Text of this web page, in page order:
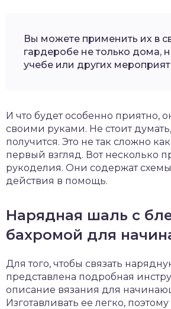
Вы можете применить их в
гардеробе не только дома,
учебе или других
И что будет особенно приятно,
своими руками. Не стоит думать,
получится. Это не так сложно
первый взгляд. Вот несколько
рукоделия. Они содержат
действия в помощь.
Нарядная шаль с
бахромой для
Для того, чтобы связать
представлена подробная
описание вязания для
Изготавливать ее легко,